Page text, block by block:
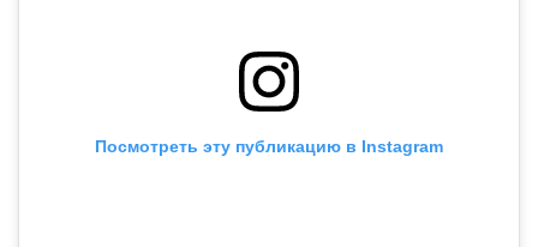
Посмотреть эту публикацию в Instagram